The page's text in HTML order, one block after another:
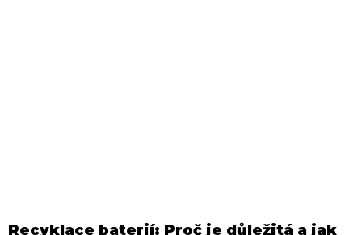
Recyklace baterií: Proč je důležitá a jak